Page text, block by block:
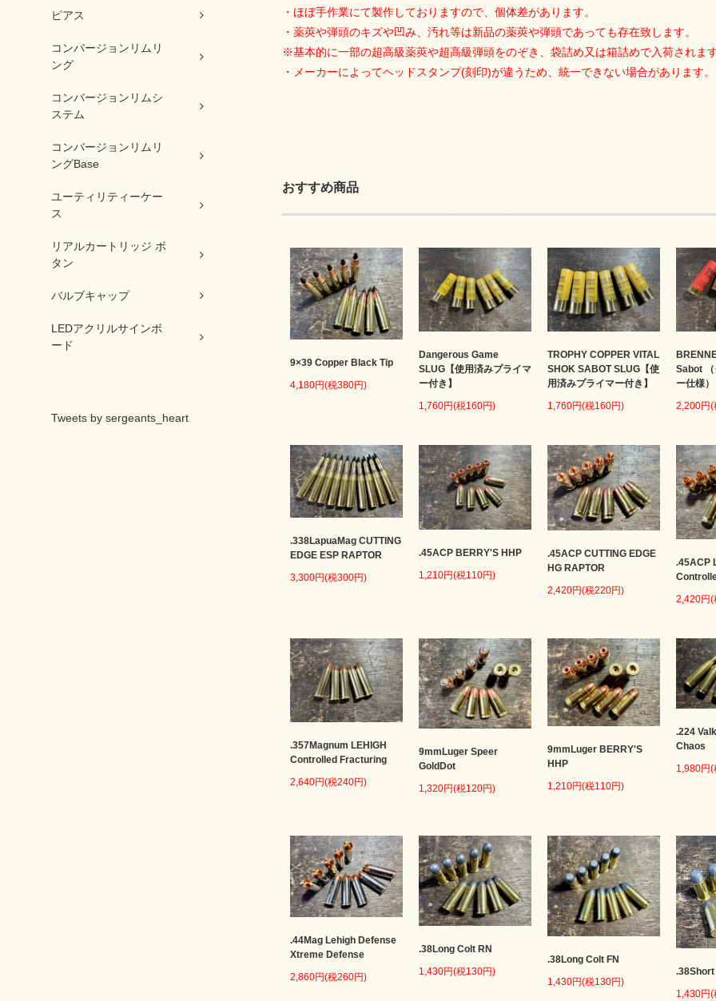
ピアス
コンバージョンリムリ
ング
コンバージョンリムシ
ステム
コンバージョンリムリ
ングBase
ユーティリティーケー
ス
リアルカートリッジ ボ
タン
バルブキャップ
LEDアクリルサインボ
ード
Tweets by sergeants_heart
・ほぼ手作業にて製作しておりますので、個体差があります。
・薬莢や弾頭のキズや凹み、汚れ等は新品の薬莢や弾頭であっても存在致します。
※基本的に一部の超高級薬莢や超高級弾頭をのぞき、袋詰め又は箱詰めで入荷されま
・メーカーによってヘッドスタンプ(刻印)が違うため、統一できない場合があります。
おすすめ商品
9×39 Copper Black Tip
4,180円(税380円)
Dangerous Game
SLUG【使用済みプライマ
ー付き】
1,760円(税160円)
TROPHY COPPER VITAL
SHOK SABOT SLUG【使
用済みプライマー付き】
1,760円(税160円)
Sabot
ー仕様）
2,200円(
.338LapuaMag CUTTING
EDGE ESP RAPTOR
3,300円(税300円)
.45ACP BERRY'S HHP
1,210円(税110円)
.45ACP CUTTING EDGE
HG RAPTOR
2,420円(税220円)
.45ACP
2,420円(
.357Magnum LEHIGH
Controlled Fracturing
2,640円(税240円)
9mmLuger Speer
GoldDot
1,320円(税120円)
9mmLuger BERRY'S
HHP
1,210円(税110円)
.224
Chaos
1,980円
.44Mag Lehigh Defense
Xtreme Defense
2,860円(税260円)
.38Long Colt RN
1,430円(税130円)
.38Long Colt FN
1,430円(税130円)
1,430円